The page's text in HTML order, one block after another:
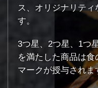
ス、オリジナリティ
す。
3つ星、2つ星、1つ
を満たした商品は
マークが授与されま